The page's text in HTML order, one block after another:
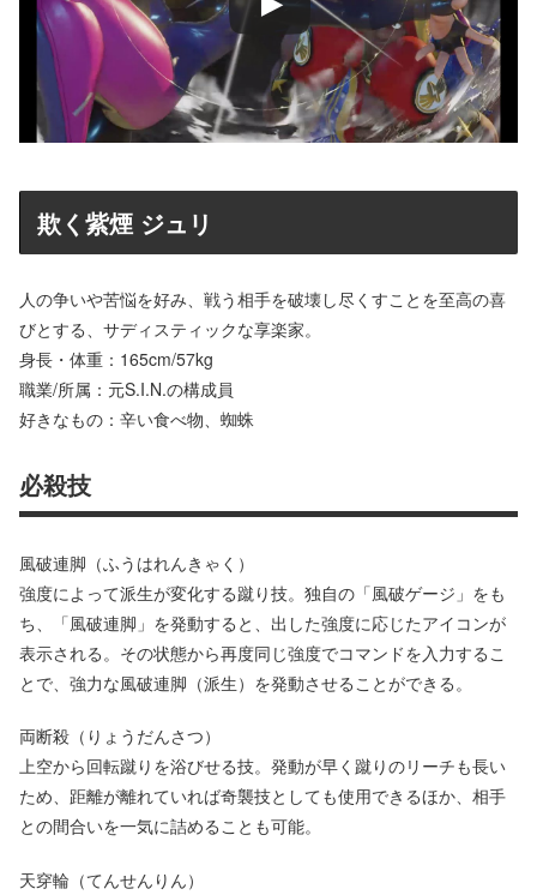
欺く紫煙 ジュリ
人の争いや苦悩を好み、戦う相手を破壊し尽くすことを至高の喜
びとする、サディスティックな享楽家。
身長・体重：165cm/57kg
職業/所属：元S.I.N.の構成員
好きなもの：辛い食べ物、蜘蛛
必殺技
風破連脚（ふうはれんきゃく）
強度によって派生が変化する蹴り技。独自の「風破ゲージ」をも
ち、「風破連脚」を発動すると、出した強度に応じたアイコンが
表示される。その状態から再度同じ強度でコマンドを入力するこ
とで、強力な風破連脚（派生）を発動させることができる。
両断殺（りょうだんさつ）
上空から回転蹴りを浴びせる技。発動が早く蹴りのリーチも長い
ため、距離が離れていれば奇襲技としても使用できるほか、相手
との間合いを一気に詰めることも可能。
天穿輪（てんせんりん）